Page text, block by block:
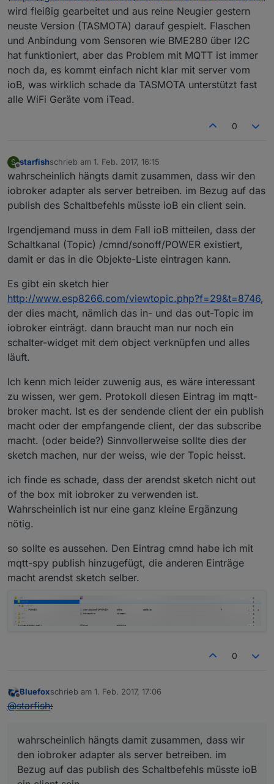
wird fleißig gearbeitet und aus reine Neugier gestern
neuste Version (TASMOTA) darauf gespielt. Flaschen
und Anbindung vom Sensoren wie BME280 über I2C
hat funktioniert, aber das Problem mit MQTT ist immer
noch da, es kommt einfach nicht klar mit server vom
ioB, was wirklich schade da TASMOTA unterstützt fast
alle WiFi Geräte vom iTead.
0
S
Offline
starfishschrieb am 1. Feb. 2017, 16:15
zuletzt editiert von
wahrscheinlich hängts damit zusammen, dass wir den
iobroker adapter als server betreiben. im Bezug auf das
publish des Schaltbefehls müsste ioB ein client sein.
Irgendjemand muss in dem Fall ioB mitteilen, dass der
Schaltkanal (Topic) /cmnd/sonoff/POWER existiert,
damit er das in die Objekte-Liste eintragen kann.
Es gibt ein sketch hier
http://www.esp8266.com/viewtopic.php?f=29&t=8746,
der dies macht, nämlich das in- und das out-Topic im
iobroker einträgt. dann braucht man nur noch ein
schalter-widget mit dem object verknüpfen und alles
läuft.
Ich kenn mich leider zuwenig aus, es wäre interessant
zu wissen, wer gem. Protokoll diesen Eintrag im mqtt-
broker macht. Ist es der sendende client der ein publish
macht oder der empfangende client, der das subscribe
macht. (oder beide?) Sinnvollerweise sollte dies der
sketch machen, nur der weiss, wie der Topic heisst.
ich finde es schade, dass der arendst sketch nicht out
of the box mit iobroker zu verwenden ist.
Wahrscheinlich ist nur eine ganz kleine Ergänzung
nötig.
so sollte es aussehen. Den Eintrag cmnd habe ich mit
mqtt-spy publish hinzugefügt, die anderen Einträge
macht arendst sketch selber.
0
Offline
Bluefoxschrieb am 1. Feb. 2017, 17:06
zuletzt editiert von
@starfish:
wahrscheinlich hängts damit zusammen, dass wir
den iobroker adapter als server betreiben. im
Bezug auf das publish des Schaltbefehls müsste ioB